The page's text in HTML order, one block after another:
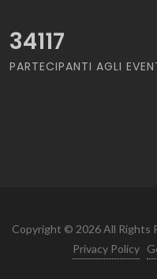
34117
PARTECIPANTI AGLI
Copyright © 2026 All Rights
Privacy Policy